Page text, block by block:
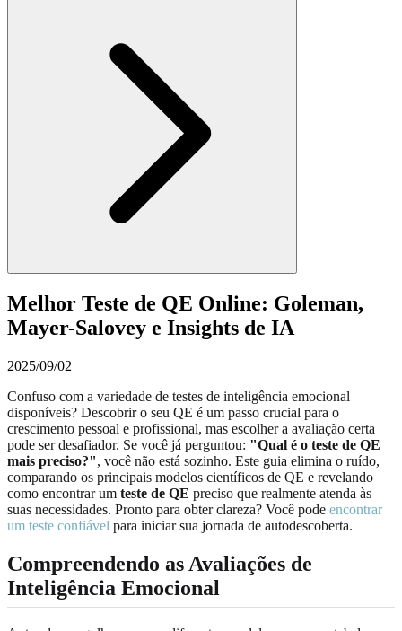
Melhor Teste de QE Online: Goleman,
Mayer-Salovey e Insights de IA
2025/09/02
Confuso com a variedade de testes de inteligência emocional
disponíveis? Descobrir o seu QE é um passo crucial para o
crescimento pessoal e profissional, mas escolher a avaliação certa
pode ser desafiador. Se você já perguntou: "Qual é o teste de QE
mais preciso?", você não está sozinho. Este guia elimina o ruído,
comparando os principais modelos científicos de QE e revelando
como encontrar um teste de QE preciso que realmente atenda às
suas necessidades. Pronto para obter clareza? Você pode encontrar
um teste confiável para iniciar sua jornada de autodescoberta.
Compreendendo as Avaliações de
Inteligência Emocional